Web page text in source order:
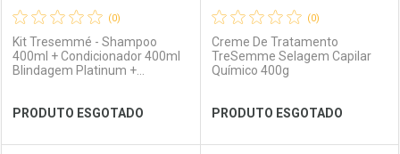
Ver Desconto Convênio Ver Desconto Convênio
(0)
Kit Tresemmé - Shampoo
400ml + Condicionador 400ml
Blindagem Platinum +
PRODUTO ESGOTADO
(0)
Creme De Tratamento
TreSemme Selagem Capilar
Químico 400g
PRODUTO ESGOTADO